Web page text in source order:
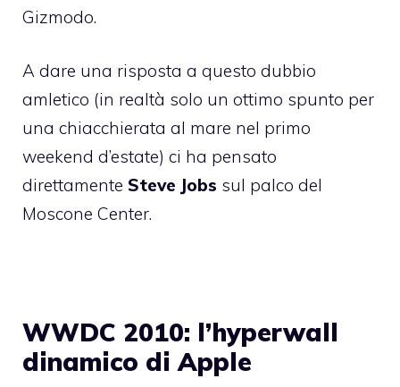
Gizmodo.
A dare una risposta a questo dubbio
amletico (in realtà solo un ottimo spunto per
una chiacchierata al mare nel primo
weekend d’estate) ci ha pensato
direttamente Steve Jobs sul palco del
Moscone Center.
WWDC 2010: l’hyperwall
dinamico di Apple